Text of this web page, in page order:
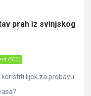
prah iz svinjskog
(500)
lijek za probavu